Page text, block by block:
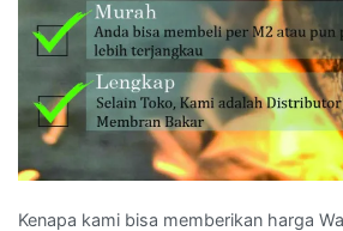
Kenapa kami bisa memberikan harga